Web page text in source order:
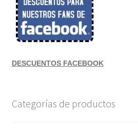
DESCUENTOS FACEBOOK
Categorías de productos